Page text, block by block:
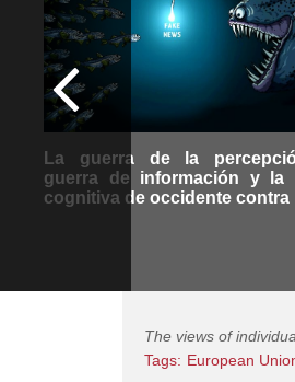
La guerra de la
guerra de información y la
cognitiva de occidente contra
The views of
Tags: European